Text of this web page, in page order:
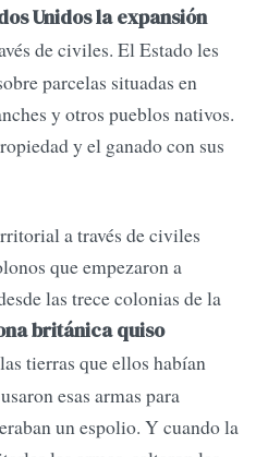
Unidos la expansión
de civiles. El Estado les
parcelas situadas en
y otros pueblos nativos.
y el ganado con sus
a través de civiles
que empezaron a
las trece colonias de la
británica quiso
tierras que ellos habían
esas armas para
un espolio. Y cuando la